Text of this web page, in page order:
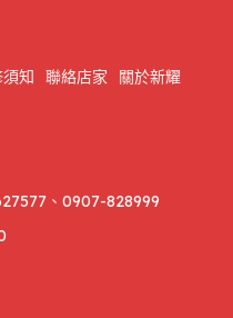
知 聯絡店家
關於新耀
、0907-828999